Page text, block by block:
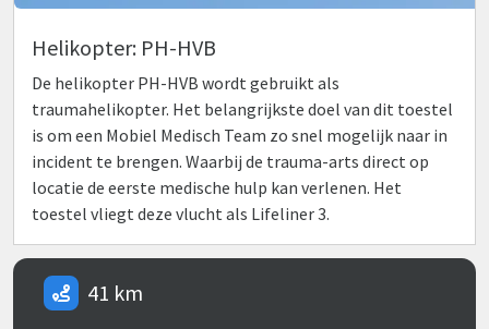
Helikopter: PH-HVB
De helikopter PH-HVB wordt gebruikt als
traumahelikopter. Het belangrijkste doel van dit toestel
is om een Mobiel Medisch Team zo snel mogelijk naar in
incident te brengen. Waarbij de trauma-arts direct op
locatie de eerste medische hulp kan verlenen. Het
toestel vliegt deze vlucht als Lifeliner 3.
41 km